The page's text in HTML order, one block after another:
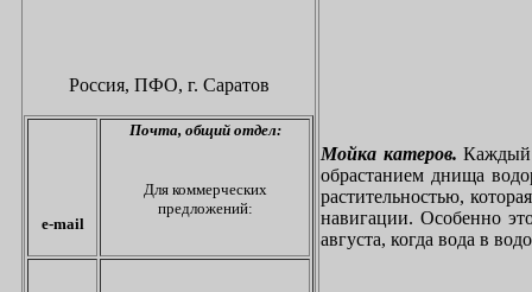
Россия, ПФО, г. Саратов
e-mail
Почта, общий отдел:
Для коммерческих
предложений:
Мойка катеров. Каждый
обрастанием днища
растительностью,
навигации. Особенно
августа, когда вода в